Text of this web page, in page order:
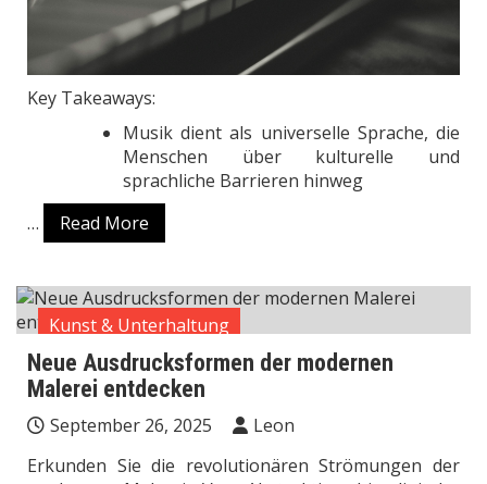
Key Takeaways:
Musik dient als universelle Sprache, die
Menschen über kulturelle und
sprachliche Barrieren hinweg
…
Read More
Kunst & Unterhaltung
Neue Ausdrucksformen der modernen
Malerei entdecken
September 26, 2025
Leon
Erkunden Sie die revolutionären Strömungen der